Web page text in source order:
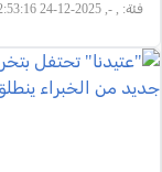
فئة: , -, 2025-12-24 22:53:16